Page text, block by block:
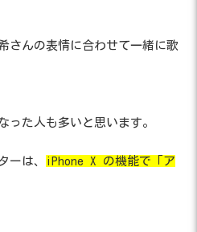
さんの表情に合わせて一緒に歌
った人も多いと思います。
ーは、
iPhone X の機能で「ア